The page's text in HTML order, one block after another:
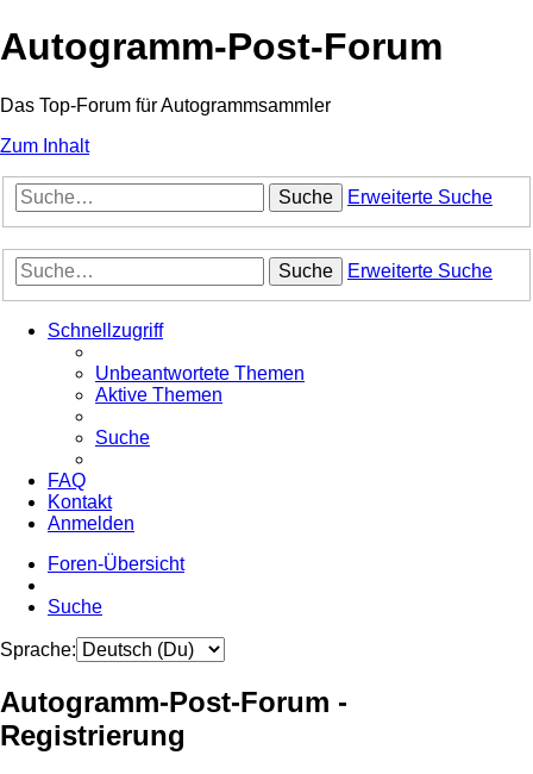
Autogramm-Post-Forum
Das Top-Forum für Autogrammsammler
Zum Inhalt
Suche Erweiterte Suche
Suche Erweiterte Suche
Schnellzugriff
Unbeantwortete Themen
Aktive Themen
Suche
FAQ
Kontakt
Anmelden
Foren-Übersicht
Suche
Sprache:
Autogramm-Post-Forum -
Registrierung